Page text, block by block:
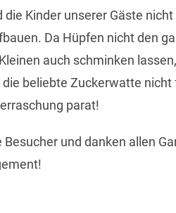
die Kinder unserer Gäste
Da Hüpfen nicht den
auch schminken
beliebte Zuckerwatte nicht
parat!
und danken allen